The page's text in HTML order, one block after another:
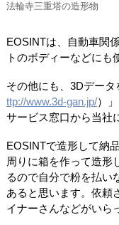
法輪寺三重塔の造形物
EOSINTは、自動車関
トのボディーなどにも
その他にも、3Dデータ
ttp://www.3d-gan.jp/）
サービス窓口から当社
EOSINTで造形して納
周りに箱を作って造形
るので自分で粉を払い
あると思います。依頼
イナーさんなどがいら